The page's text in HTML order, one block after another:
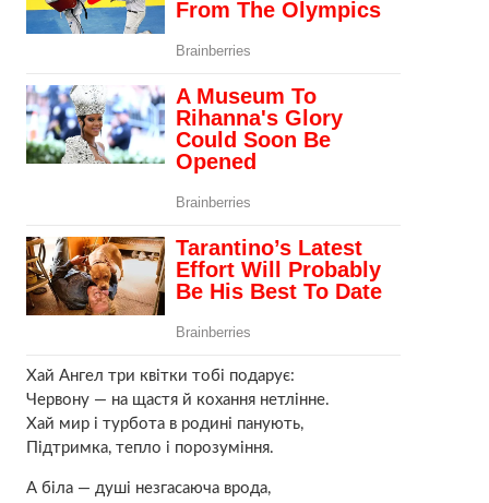
Хай Ангел три квітки тобі подарує:
Червону — на щастя й кохання нетлінне.
Хай мир і турбота в родині панують,
Підтримка, тепло і порозуміння.
А біла — душі незгасаюча врода,